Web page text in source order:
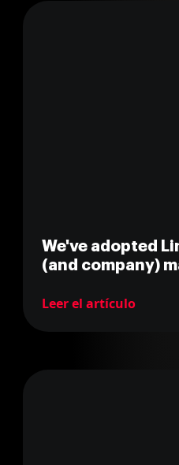
We've adopted
(and company)
Leer el artículo